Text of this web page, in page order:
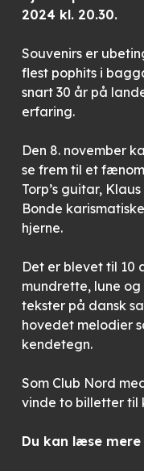
2024 kl. 20.30.
Souvenirs er
flest pophits i
snart 30 år på
erfaring.
Den 8. november
se frem til et
Torp’s guitar,
Bonde
hjerne.
Det er blevet til 10
mundrette, lune
tekster på dansk
hovedet melodier
kendetegn.
Som Club Nord
vinde to billetter til
Du kan læse mere